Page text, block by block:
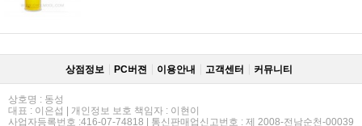
상점정보 PC버젼 이용안내 고객센터 커뮤니티
상호명 : 동성
대표 : 이은섭 | 개인정보 보호 책임자 : 이현이
사업자등록번호 :416-07-74818 | 통신판매업신고번호 : 제 2008-전남순천-00039